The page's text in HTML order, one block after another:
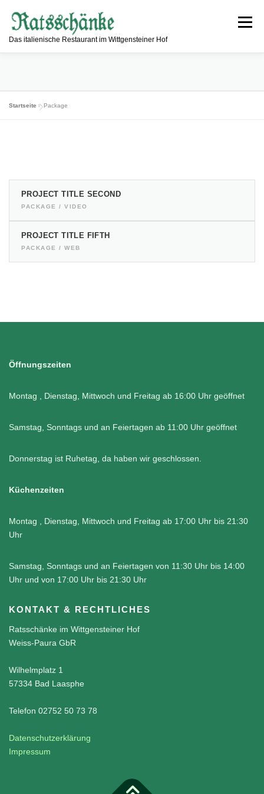
Inhalt
springen
Das italienische Restaurant im Wittgensteiner Hof
Menü
Startseite »Package
PROJECT TITLE SECOND
PACKAGE / VIDEO
PROJECT TITLE FIFTH
PACKAGE / WEB
Öffnungszeiten
Montag , Dienstag, Mittwoch und Freitag ab 16:00 Uhr geöffnet
Samstag, Sonntags und an Feiertagen ab 11:00 Uhr geöffnet
Donnerstag ist Ruhetag, da haben wir geschlossen.
Küchenzeiten
Montag , Dienstag, Mittwoch und Freitag ab 17:00 Uhr bis 21:30
Uhr
Samstag, Sonntags und an Feiertagen von 11:30 Uhr bis 14:00
Uhr und von 17:00 Uhr bis 21:30 Uhr
KONTAKT & RECHTLICHES
Ratsschänke im Wittgensteiner Hof
Weiss-Paura GbR
Wilhelmplatz 1
57334 Bad Laasphe
Telefon 02752 50 73 78
Datenschutzerklärung
Impressum